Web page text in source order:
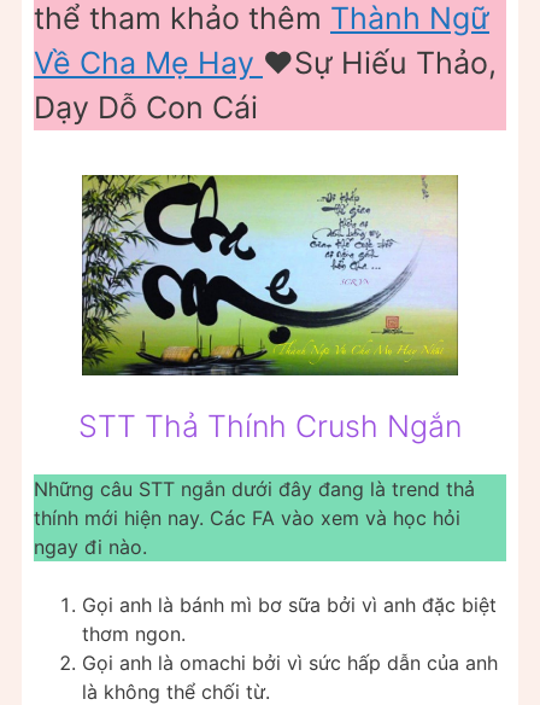
thể tham khảo thêm Thành Ngữ
Về Cha Mẹ Hay ❤️Sự Hiếu Thảo,
Dạy Dỗ Con Cái
STT Thả Thính Crush Ngắn
Những câu STT ngắn dưới đây đang là trend thả
thính mới hiện nay. Các FA vào xem và học hỏi
ngay đi nào.
Gọi anh là bánh mì bơ sữa bởi vì anh đặc biệt
thơm ngon.
Gọi anh là omachi bởi vì sức hấp dẫn của anh
là không thể chối từ.